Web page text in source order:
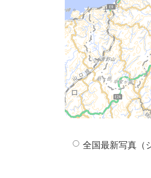
全国最新写真（